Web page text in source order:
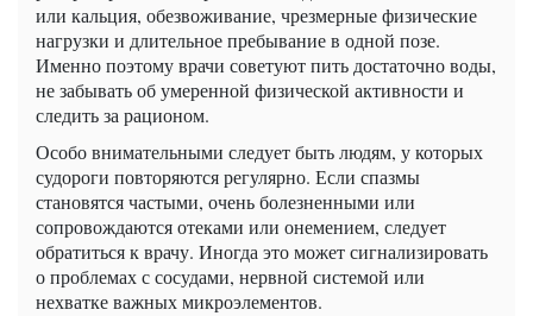
или кальция, обезвоживание, чрезмерные физические
нагрузки и длительное пребывание в одной позе.
Именно поэтому врачи советуют пить достаточно воды,
не забывать об умеренной физической активности и
следить за рационом.
Особо внимательными следует быть людям, у которых
судороги повторяются регулярно. Если спазмы
становятся частыми, очень болезненными или
сопровождаются отеками или онемением, следует
обратиться к врачу. Иногда это может сигнализировать
о проблемах с сосудами, нервной системой или
нехватке важных микроэлементов.